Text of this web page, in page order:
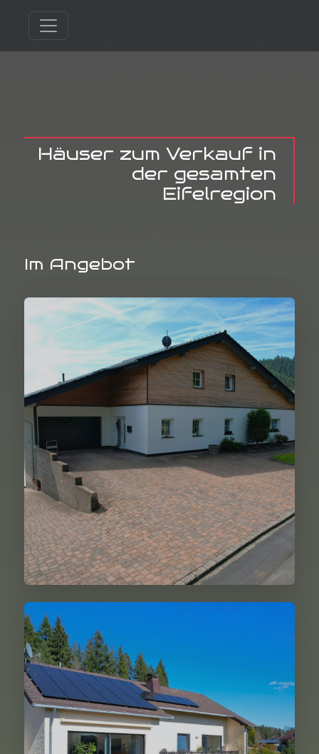
Häuser zum Verkauf in
der gesamten
Eifelregion
Im Angebot
595.000,00 €
Müllenborn